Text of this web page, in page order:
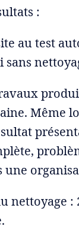
:
au test
sans
Même
une
nettoyage